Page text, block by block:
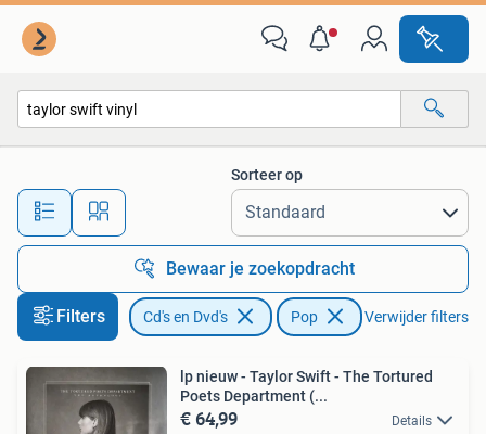
Alle afstanden…
Sorteer op
Bewaar je zoekopdracht
Filters Cd's en Dvd's Pop Verwijder filters
lp nieuw - Taylor Swift - The Tortured
Poets Department (...
€ 64,99 Details